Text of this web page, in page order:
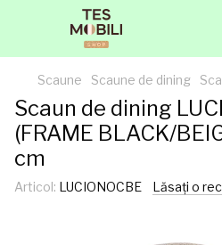
Scaune Scaune de dining
Scaun de dining
(FRAME BLACK/
cm
Articol: LUCIONOCBE Lăsați o